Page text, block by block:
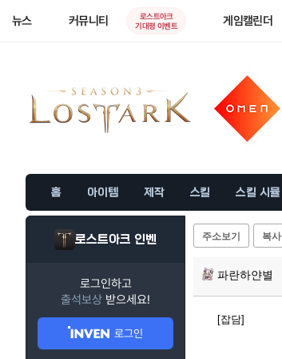
뉴스 커뮤니티
로스트아크
기대평 이벤트
게임캘린더
홈 아이템 제작 스킬 스킬 시뮬
로스트아크 인벤
로그인하고
출석보상 받으세요!
로그인
주소보기 복사
파란하얀별
[잡담]